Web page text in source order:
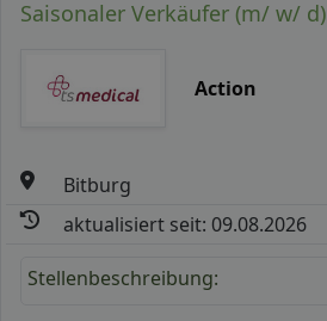
Saisonaler Verkäufer (m/ w/ d)
Action
Bitburg
aktualisiert seit: 09.08.2026
Stellenbeschreibung: